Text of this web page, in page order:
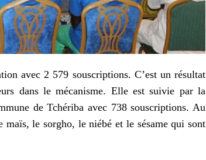
avec 2 579 souscriptions. C’est un résultat
dans le mécanisme. Elle est suivie par la
de Tchériba avec 738 souscriptions. Au
le sorgho, le niébé et le sésame qui sont